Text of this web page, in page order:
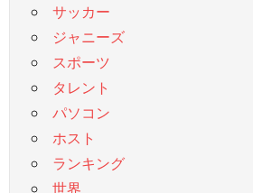
サッカー
ジャニーズ
スポーツ
タレント
パソコン
ホスト
ランキング
世界